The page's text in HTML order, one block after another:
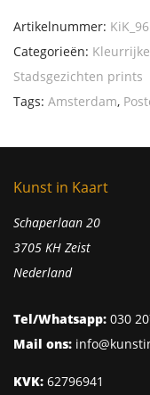
Artikelnummer:
Categorieën:
Stadsgezichten prints
Tags: Amsterdam,
Kunst in Kaart
Schaperlaan 20
3705 KH Zeist
Nederland
Tel/Whatsapp: 030
Mail ons:
KVK: 62796941